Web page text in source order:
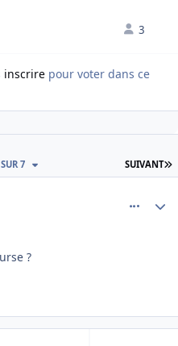
3
inscrire pour voter dans ce
SUIVANT
7
?